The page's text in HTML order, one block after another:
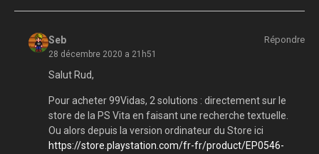
Seb
28 décembre 2020 a 21h51
Répondre
Salut Rud,
Pour acheter 99Vidas, 2 solutions : directement sur le
store de la PS Vita en faisant une recherche textuelle.
Ou alors depuis la version ordinateur du Store ici
https://store.playstation.com/fr-fr/product/EP0546-